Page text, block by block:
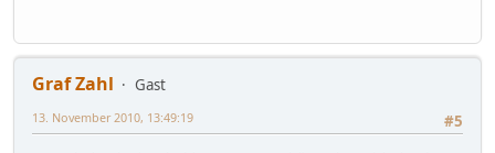
Graf Zahl
Gast
#5
13. November 2010, 13:49:19